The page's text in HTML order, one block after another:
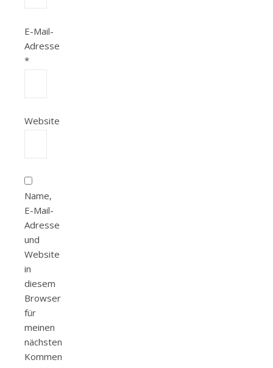
E-Mail-
Adresse
*
Website
Name,
E-Mail-
Adresse
und
Website
in
diesem
Browser
für
meinen
nächsten
Kommentar